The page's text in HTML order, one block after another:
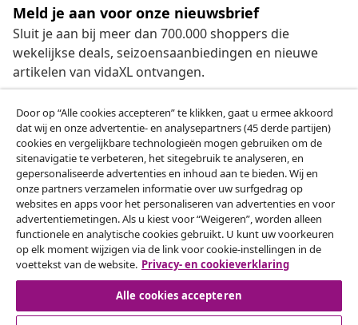
Meld je aan voor onze nieuwsbrief
Sluit je aan bij meer dan 700.000 shoppers die
wekelijkse deals, seizoensaanbiedingen en nieuwe
artikelen van vidaXL ontvangen.
Onze sociale media
Herroeping van de overeenkomst
Een annulering voor je bestelling indienen
Herroeping van de overeenkomst
Klantenservice
Door op “Alle cookies accepteren” te klikken, gaat u ermee akkoord
dat wij en onze advertentie- en analysepartners (45 derde partijen)
cookies en vergelijkbare technologieën mogen gebruiken om de
sitenavigatie te verbeteren, het sitegebruik te analyseren, en
gepersonaliseerde advertenties en inhoud aan te bieden. Wij en
onze partners verzamelen informatie over uw surfgedrag op
websites en apps voor het personaliseren van advertenties en voor
advertentiemetingen. Als u kiest voor “Weigeren”, worden alleen
functionele en analytische cookies gebruikt. U kunt uw voorkeuren
op elk moment wijzigen via de link voor cookie-instellingen in de
voettekst van de website. Privacy- en cookieverklaring
Alle cookies accepteren